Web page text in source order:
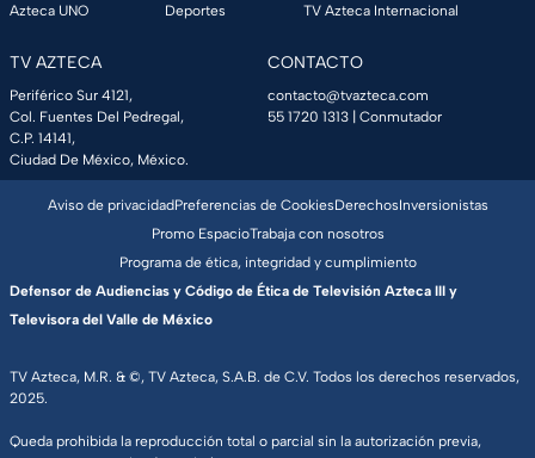
Azteca UNO
Deportes
TV Azteca Internacional
TV AZTECA
Periférico Sur 4121,
Col. Fuentes Del Pedregal,
C.P. 14141,
Ciudad De México, México.
CONTACTO
contacto@tvazteca.com
55 1720 1313 | Conmutador
TV Azteca, M.R. & ©, TV Azteca, S.A.B. de C.V. Todos los derechos reservados,
2025.
Queda prohibida la reproducción total o parcial sin la autorización previa,
Aviso de privacidadPreferencias de CookiesDerechosInversionistas
Promo EspacioTrabaja con nosotros
Programa de ética, integridad y cumplimiento
Defensor de Audiencias y Código de Ética de Televisión Azteca III y
Televisora del Valle de México